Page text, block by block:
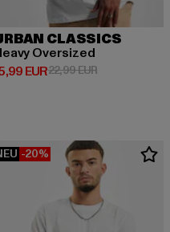
EUR
CLASSICS
Oversized
EUR Preis: 15,99 EUR
22,99 EURAktionspreis:
-20%